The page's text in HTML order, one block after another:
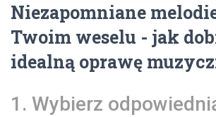
Niezapomniane
Twoim weselu - jak
idealną oprawę
1. Wybierz